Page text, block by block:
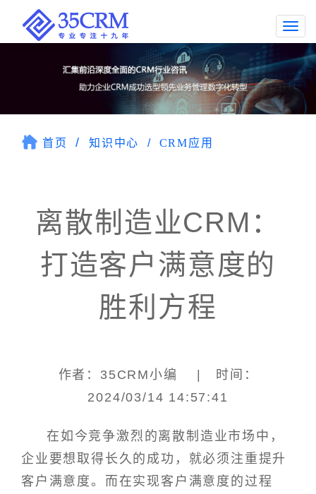
首页 知识中心 CRM应用
离散制造业CRM：
打造客户满意度的
胜利方程
作者：35CRM小编 | 时间：
2024/03/14 14:57:41
在如今竞争激烈的离散制造业市场中，
企业要想取得长久的成功，就必须注重提升
客户满意度。而在实现客户满意度的过程